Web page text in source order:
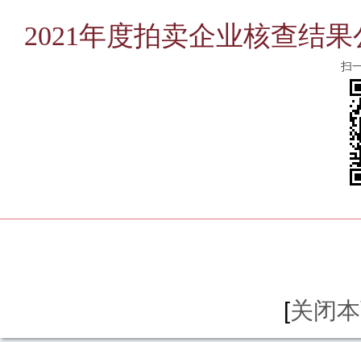
2021年度拍卖企业核查结
扫
[关闭